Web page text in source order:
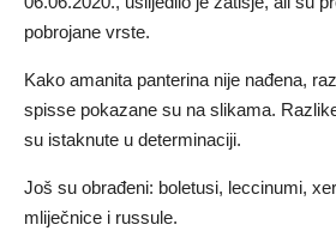
pobrojane vrste.
Kako amanita panterina nije nađena,
spisse pokazane su na slikama.
su istaknute u determinaciji.
Još su obrađeni: boletusi, leccinumi,
mliječnice i russule.